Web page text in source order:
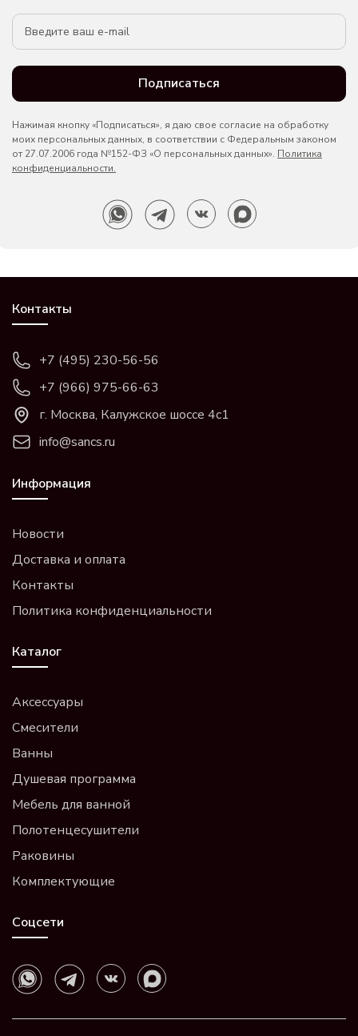
Подписаться
Нажимая кнопку «Подписаться», я даю свое согласие на обработку
моих персональных данных, в соответствии с Федеральным законом
от 27.07.2006 года №152-ФЗ «О персональных данных». Политика
конфиденциальности.
Контакты
+7 (495) 230-56-56
+7 (966) 975-66-63
г. Москва, Калужское шоссе 4с1
info@sancs.ru
Информация
Новости
Доставка и оплата
Контакты
Политика конфиденциальности
Каталог
Аксессуары
Смесители
Ванны
Душевая программа
Мебель для ванной
Полотенцесушители
Раковины
Комплектующие
Соцсети